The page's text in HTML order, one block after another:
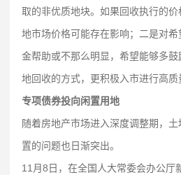
取的非优质地块。如果回收执行的
地市场价格可能存在影响；二是对希
金帮助或不那么明显，希望能够多
地回收的方式，更积极入市进行高质
专项债券投向闲置用地
随着房地产市场进入深度调整期，
置的问题也日渐突出。
11月8日，在全国人大常委会办公厅